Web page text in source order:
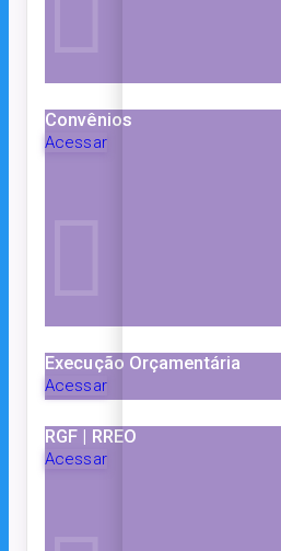
Convênios
Acessar
Execução Orçamentária
Acessar
RGF | RREO
Acessar